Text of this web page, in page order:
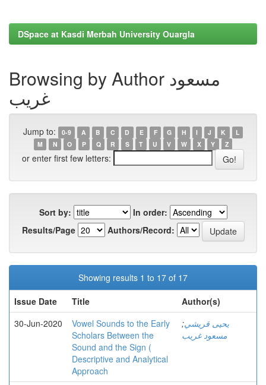
DSpace at Kasdi Merbah University Ouargla
Browsing by Author مسعود
غريب
Jump to: 0-9 A B C D E F G H I J K
L
M
N O P Q R S T U V W X Y Z
or enter first few letters:
Sort by:
In order:
Results/Page
Authors/Record:
Showing results 1 to 17 of 17
Issue Date
Title
Author(s)
30-Jun-2020
Vowel Sounds to the Early
Scholars Between the
Sound and the Sign (
Descriptive and Analytical
Approach
يحيى قريشي;
مسعود غريب